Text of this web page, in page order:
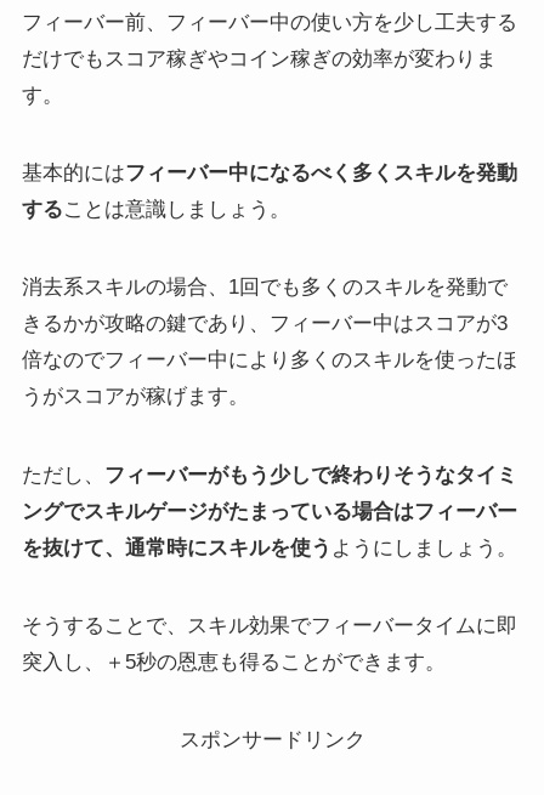
フィーバー前、フィーバー中の使い方を少し工夫する
だけでもスコア稼ぎやコイン稼ぎの効率が変わりま
す。
基本的にはフィーバー中になるべく多くスキルを発動
することは意識しましょう。
消去系スキルの場合、1回でも多くのスキルを発動で
きるかが攻略の鍵であり、フィーバー中はスコアが3
倍なのでフィーバー中により多くのスキルを使ったほ
うがスコアが稼げます。
ただし、 フィーバーがもう少しで終わりそうなタイミ
ングでスキルゲージがたまっている場合はフィーバー
を抜けて、通常時にスキルを使う ようにしましょう。
そうすることで、スキル効果でフィーバータイムに即
突入し、＋5秒の恩恵も得ることができます。
スポンサードリンク